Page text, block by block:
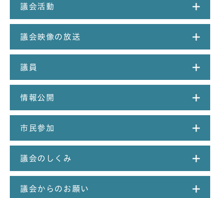
議会活動
議会映像の放送
議員
情報公開
市民参加
議会のしくみ
議会からのお願い